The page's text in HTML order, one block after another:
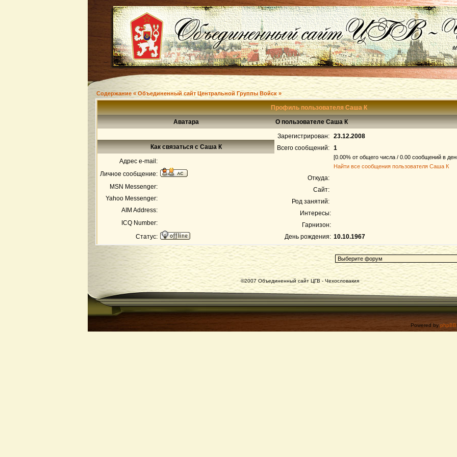
Содержание « Объединенный сайт Центральной Группы Войск »
Профиль пользователя Саша К
Аватара
О пользователе Саша К
Зарегистрирован: 23.12.2008
Всего сообщений: 1
[0.00% от общего числа / 0.00 сообщений в
Найти все сообщения пользователя Саша К
Откуда:
Сайт:
Род занятий:
Интересы:
Гарнизон:
День рождения: 10.10.1967
Как связаться с Саша К
Адрес e-mail:
Личное сообщение:
MSN Messenger:
Yahoo Messenger:
AIM Address:
ICQ Number:
Статус:
©2007 Объединенный сайт ЦГВ - Чехословакия
Powered by phpBB